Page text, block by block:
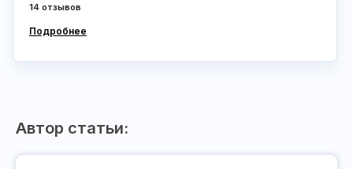
14 отзывов
Подробнее
Автор статьи: